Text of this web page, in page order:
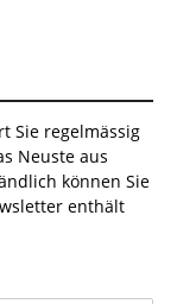
Sie regelmässig
Neuste aus
können Sie
enthält